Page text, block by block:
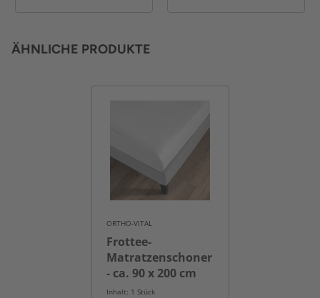
ÄHNLICHE PRODUKTE
ORTHO-VITAL
Frottee-
Matratzenschoner
- ca. 90 x 200 cm
Inhalt: 1 Stück